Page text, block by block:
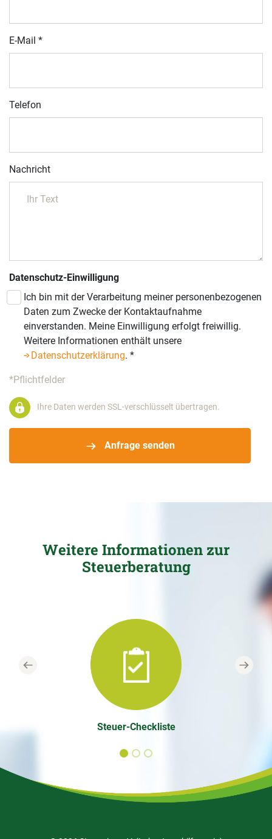
E-Mail *
Telefon
Nachricht
Datenschutz-Einwilligung
Ich bin mit der Verarbeitung meiner personenbezogenen
Daten zum Zwecke der Kontaktaufnahme
einverstanden. Meine Einwilligung erfolgt freiwillig.
Weitere Informationen enthält unsere
Datenschutzerklärung. *
*Pflichtfelder
Anfrage senden
Ihre Daten werden SSL-verschlüsselt übertragen.
Weitere Informationen zur
Steuerberatung
Steuer-Checkliste
Previous Next